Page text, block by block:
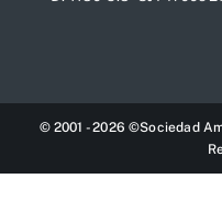
© 2001 - 2026 ©Sociedad